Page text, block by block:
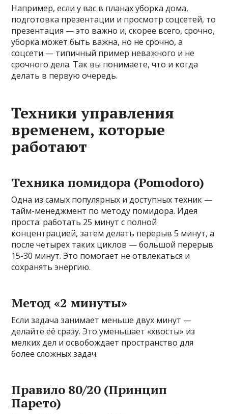
Например, если у вас в планах уборка дома,
подготовка презентации и просмотр соцсетей, то
презентация — это важно и, скорее всего, срочно,
уборка может быть важна, но не срочно, а
соцсети — типичный пример неважного и не
срочного дела. Так вы понимаете, что и когда
делать в первую очередь.
Техники управления
временем, которые
работают
Техника помидора (Pomodoro)
Одна из самых популярных и доступных техник —
тайм-менеджмент по методу помидора. Идея
проста: работать 25 минут с полной
концентрацией, затем делать перерыв 5 минут, а
после четырех таких циклов — большой перерыв
15-30 минут. Это помогает не отвлекаться и
сохранять энергию.
Метод «2 минуты»
Если задача занимает меньше двух минут —
делайте её сразу. Это уменьшает «хвосты» из
мелких дел и освобождает пространство для
более сложных задач.
Правило 80/20 (Принцип
Парето)